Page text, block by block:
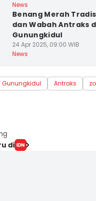
News
Benang Merah
dan Wabah Antraks
Gunungkidul
24 Apr 2025, 09:00 WIB
News
Gunungkidul Antraks
di